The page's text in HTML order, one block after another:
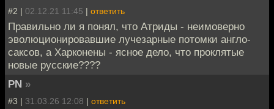
#2 | 02.12.21 11:45 | ответить
Правильно ли я понял, что Атриды - неимоверно
эволюционировавшие лучезарные потомки англо-
саксов, а Харконены - ясное дело, что проклятые
новые русские????
PN »
#3 | 31.03.26 12:08 | ответить